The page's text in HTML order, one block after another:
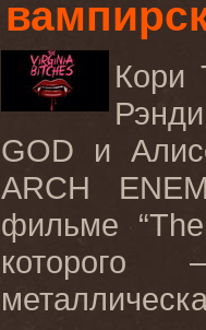
Кори
Рэнди
GOD и
ARCH
фильме
которого